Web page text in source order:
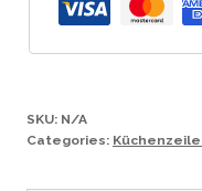
SKU: N/A
Categories: